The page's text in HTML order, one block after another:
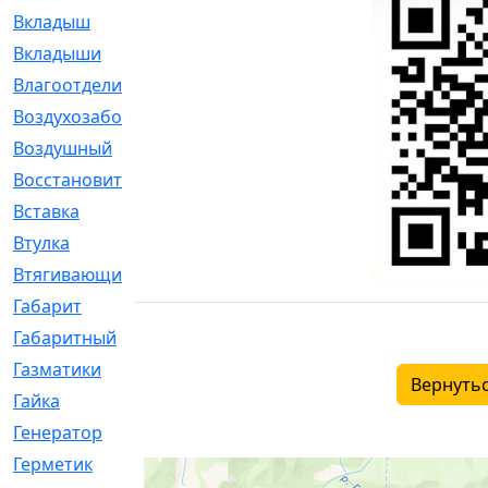
Вкладыш
Вкладыши
Влагоотделитель
Воздухозаборник
Воздушный
Восстановительный
Вставка
Втулка
Втягивающий
Габарит
[286]
Габаритный
Газматики
Гайка
Генератор
Герметик
[15]